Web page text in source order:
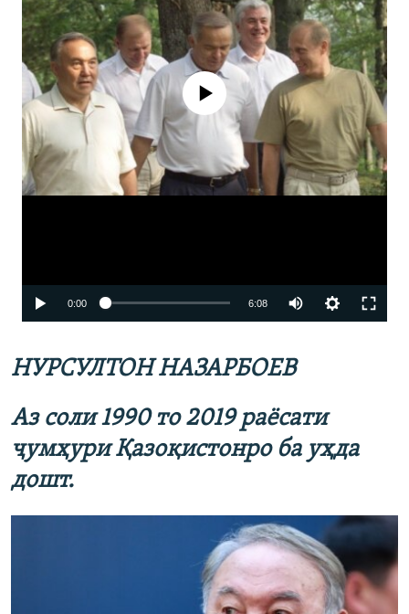
1080p
Феълан кор намекунад
0:00 6:08
720p
1080p
НУРСУЛТОН НАЗАРБОЕВ
Аз соли 1990 то 2019раёсати
ҷумҳуриҚазоқистонро ба уҳда
дошт.